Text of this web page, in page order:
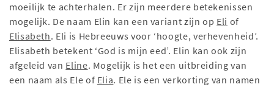
moeilijk te achterhalen. Er zijn meerdere betekenissen
mogelijk. De naam Elin kan een variant zijn op Eli of
Elisabeth. Eli is Hebreeuws voor ‘hoogte, verhevenheid’.
Elisabeth betekent ‘God is mijn eed’. Elin kan ook zijn
afgeleid van Eline. Mogelijk is het een uitbreiding van
een naam als Ele of Elia. Ele is een verkorting van namen